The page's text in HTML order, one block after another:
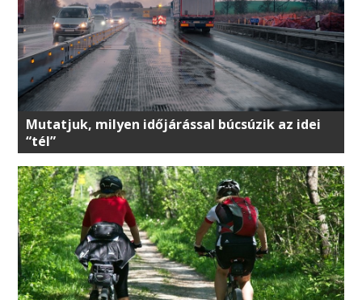
Mutatjuk, milyen időjárással búcsúzik az idei
“tél”